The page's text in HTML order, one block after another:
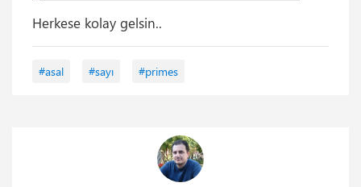
Herkese kolay gelsin..
#asal #sayı #primes